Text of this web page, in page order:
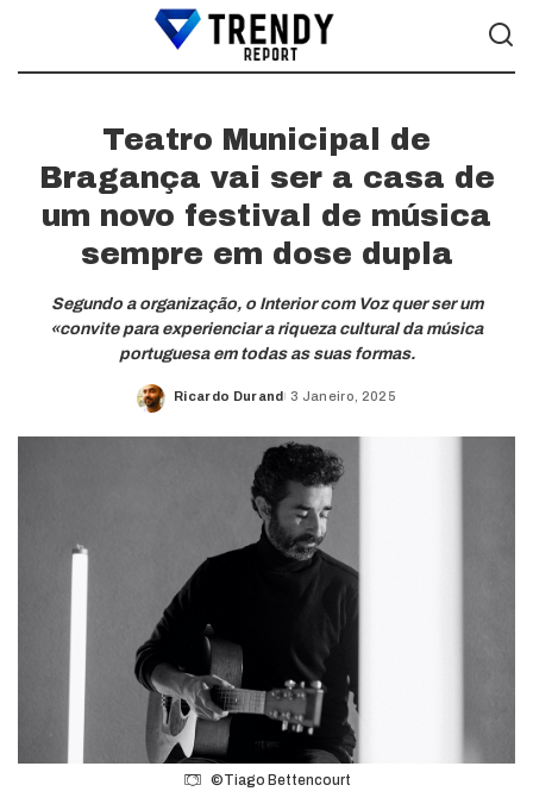
Teatro Municipal de
Bragança vai ser a casa de
um novo festival de música
sempre em dose dupla
Segundo a organização, o Interior com Voz quer ser um
«convite para experienciar a riqueza cultural da música
portuguesa em todas as suas formas.
Posted
Ricardo Durand 3 Janeiro, 2025
©Tiago Bettencourt